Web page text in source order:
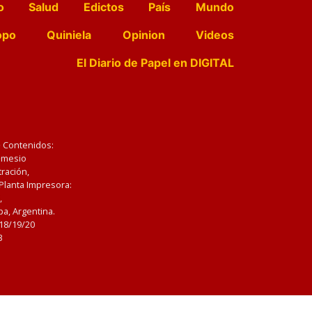
Salud Edictos País
Mundo
Quiniela Opinion
Videos
El Diario de Papel en DIGITAL
Impresora:
Argentina.
19/20